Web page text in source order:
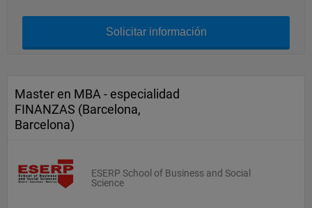
Solicitar información
Master en MBA - especialidad
FINANZAS (Barcelona,
Barcelona)
ESERP School of Business and Social
Science